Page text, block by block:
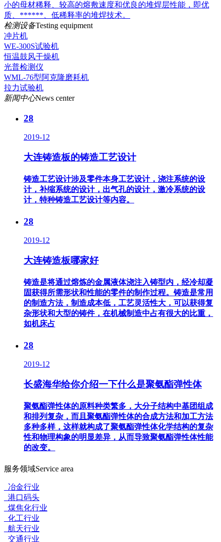
小的母材稀释、较高的熔敷速度和优良的堆焊层性能，即优
质、******、低稀释率的堆焊技术。
检测设备Testing equipment
冲片机
WE-300S试验机
恒温鼓风干燥机
光普检测仪
WML-76型阿克隆磨耗机
拉力试验机
新闻中心News center
28
2019-12
大连铸造板的铸造工艺设计
铸造工艺设计涉及零件本身工艺设计，浇注系统的设
计，补缩系统的设计，出气孔的设计，激冷系统的设
计，特种铸造工艺设计等内容。
28
2019-12
大连铸造板哪家好
铸造是将通过熔炼的金属液体浇注入铸型内，经冷却凝
固获得所需形状和性能的零件的制作过程。铸造是常用
的制造方法，制造成本低，工艺灵活性大，可以获得复
杂形状和大型的铸件，在机械制造中占有很大的比重，
如机床占
28
2019-12
长盛海华给你介绍一下什么是聚氨酯弹性体
聚氨酯弹性体的原料种类繁多，大分子结构中基团组成
和排列复杂，而且聚氨酯弹性体的合成方法和加工方法
多种多样，这样就构成了聚氨酯弹性体化学结构的复杂
性和物理构象的明显差异，从而导致聚氨酯弹性体性能
的改变。
服务领域Service area
冶金行业
港口码头
煤焦化行业
化工行业
航天行业
交通行业